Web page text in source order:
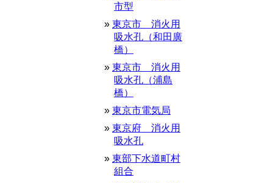
市型
東京市 消火用
吸水孔（和田廣
橋）
東京市 消火用
吸水孔（浦島
橋）
東京市電気局
東京府 消火用
吸水孔
東部下水道町村
組合